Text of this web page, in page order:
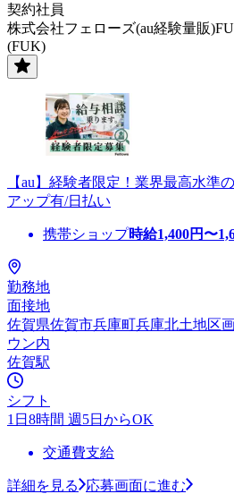
契約社員
株式会社フェローズ(au経験量販
(FUK)
【au】経験者限定！業界最高水準
アップ有/日払い
携帯ショップ時給1,400円〜
勤務地
面接地
佐賀県佐賀市兵庫町兵庫北土地区
ウン内
佐賀駅
シフト
1日8時間 週5日からOK
交通費支給
詳細を見る
応募画面に進む